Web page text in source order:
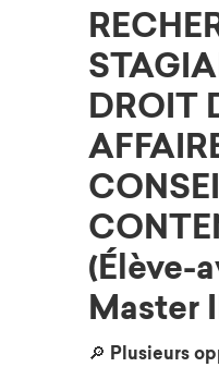
DROIT
(Élève-
Master
🔎 Plusieurs